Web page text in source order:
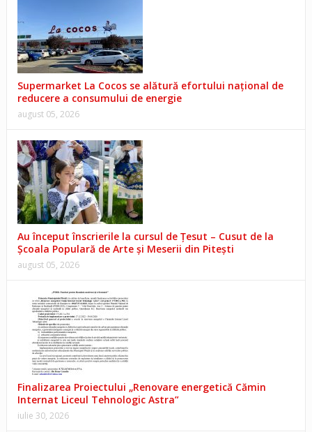
Supermarket La Cocos se alătură efortului național de
reducere a consumului de energie
august 05, 2026
Au început înscrierile la cursul de Țesut – Cusut de la
Școala Populară de Arte și Meserii din Pitești
august 05, 2026
Finalizarea Proiectului „Renovare energetică Cămin
Internat Liceul Tehnologic Astra”
iulie 30, 2026